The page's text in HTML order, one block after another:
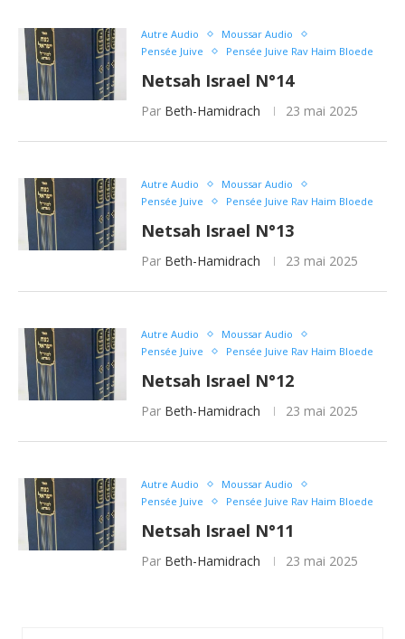
Autre Audio
Moussar Audio
Pensée Juive
Pensée Juive Rav Haim Bloede
Netsah Israel N°14
Par Beth-Hamidrach 23 mai 2025
Autre Audio
Moussar Audio
Pensée Juive
Pensée Juive Rav Haim Bloede
Netsah Israel N°13
Par Beth-Hamidrach 23 mai 2025
Autre Audio
Moussar Audio
Pensée Juive
Pensée Juive Rav Haim Bloede
Netsah Israel N°12
Par Beth-Hamidrach 23 mai 2025
Autre Audio
Moussar Audio
Pensée Juive
Pensée Juive Rav Haim Bloede
Netsah Israel N°11
Par Beth-Hamidrach 23 mai 2025